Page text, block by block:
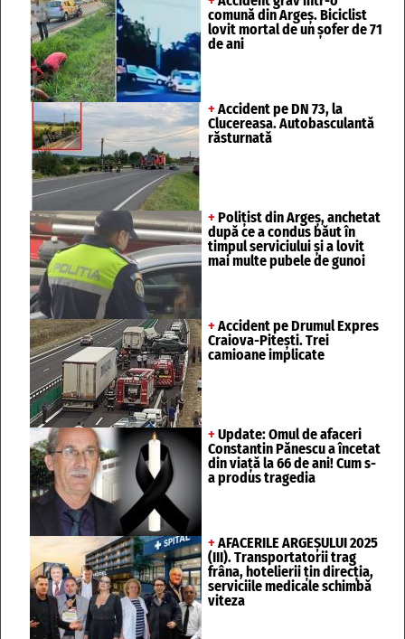
comună din Argeș. Biciclist
lovit mortal de un șofer de 71
de ani
+ Accident pe DN 73, la
Clucereasa. Autobasculantă
răsturnată
+ Polițist din Argeș, anchetat
după ce a condus băut în
timpul serviciului și a lovit
mai multe pubele de gunoi
+ Accident pe Drumul Expres
Craiova-Pitești. Trei
camioane implicate
+ Update: Omul de afaceri
Constantin Pănescu a încetat
din viață la 66 de ani! Cum s-
a produs tragedia
+ AFACERILE ARGEȘULUI 2025
(III). Transportatorii trag
frâna, hotelierii țin direcția,
serviciile medicale schimbă
viteza